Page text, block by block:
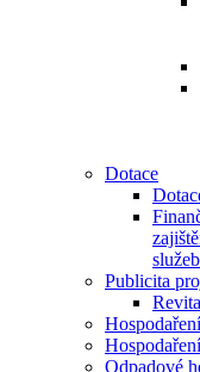
Dotace
služeb
Publicita
Odpadové